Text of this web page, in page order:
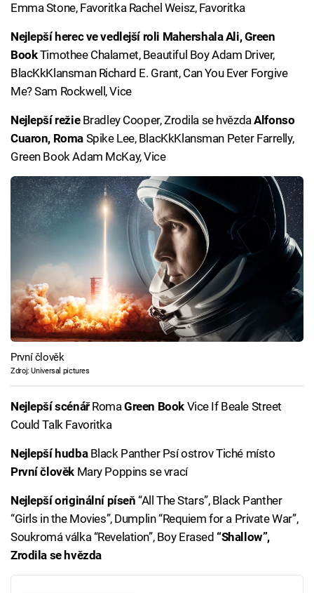
Emma Stone, Favoritka Rachel Weisz, Favoritka
Nejlepší herec ve vedlejší roli Mahershala Ali, Green
BookTimothee Chalamet, Beautiful Boy Adam Driver,
BlacKkKlansman Richard E. Grant, Can You Ever Forgive
Me? Sam Rockwell, Vice
Nejlepší režieBradley Cooper, Zrodila se hvězdaAlfonso
Cuaron, RomaSpike Lee, BlacKkKlansman Peter Farrelly,
Green Book Adam McKay, Vice
První člověk
Zdroj: Universal pictures
Nejlepší scénářRomaGreen BookVice If Beale Street
Could Talk Favoritka
Nejlepší hudbaBlack Panther Psí ostrov Tiché místo
První člověkMary Poppins se vrací
Nejlepší originální píseň “All The Stars”, Black Panther
“Girls in the Movies”, Dumplin “Requiem for a Private War”,
Soukromá válka “Revelation”, Boy Erased “Shallow”,
Zrodila se hvězda